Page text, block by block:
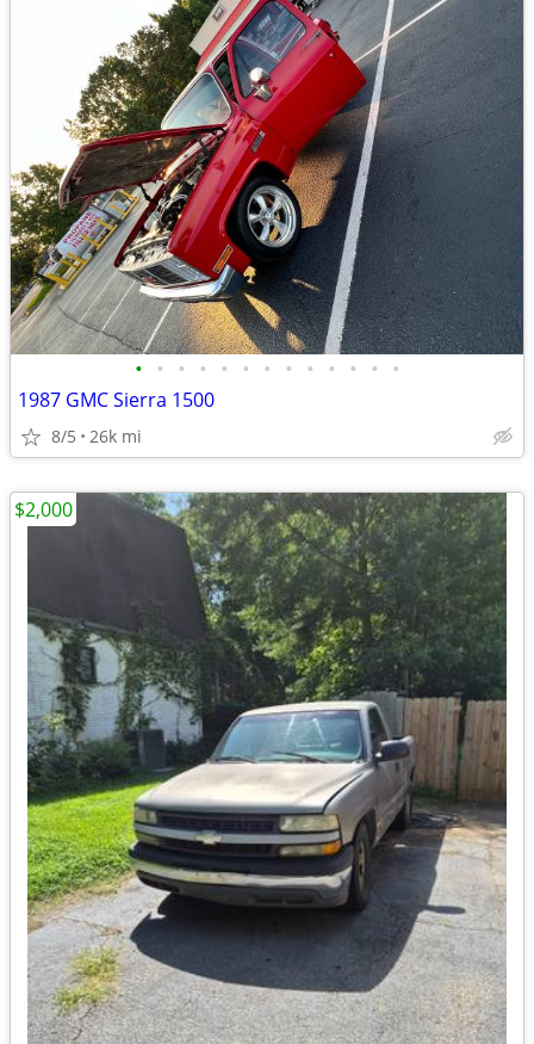
• • • • • • • • • • • • •
1987 GMC Sierra 1500
8/5 26k mi
$2,000